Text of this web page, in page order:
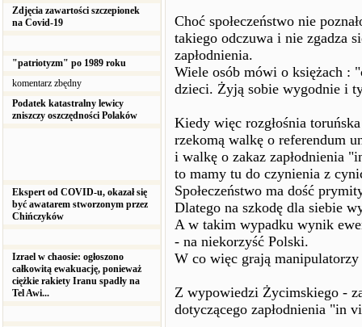
Zdjęcia zawartości szczepionek
na Covid-19
"patriotyzm" po 1989 roku
komentarz zbędny
Podatek katastralny lewicy
zniszczy oszczędności Polaków
Ekspert od COVID-u, okazał się
być awatarem stworzonym przez
Chińczyków
Izrael w chaosie: ogłoszono
całkowitą ewakuację, ponieważ
ciężkie rakiety Iranu spadły na
Tel Awi...
Choć społeczeństwo nie
takiego odczuwa i nie zgadza
zapłodnienia.
Wiele osób mówi o księżach :
dzieci. Żyją sobie wygodnie i
Kiedy więc rozgłośnia
rzekomą walkę o referendum
i walkę o zakaz zapłodnienia
to mamy tu do czynienia z
Społeczeństwo ma dość
Dlatego na szkodę dla siebie
A w takim wypadku wynik
- na niekorzyść Polski.
W co więc grają
Z wypowiedzi Życimskiego -
dotyczącego zapłodnienia "in